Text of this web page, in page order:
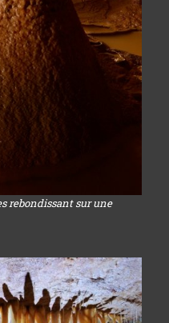
rebondissant sur une